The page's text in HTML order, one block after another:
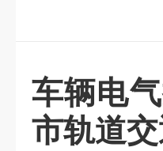
车辆电
市轨道